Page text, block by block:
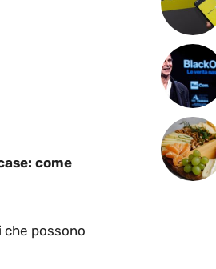
come
che possono